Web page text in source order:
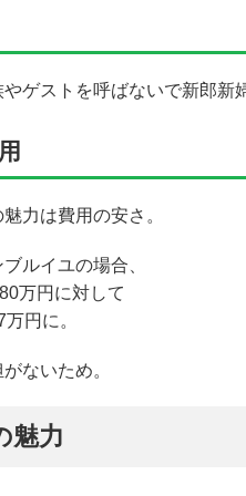
ゲストを呼ばないで新郎
力は費用の安さ。
ルイユの場合、
万円に対して
円に。
ないため。
魅力